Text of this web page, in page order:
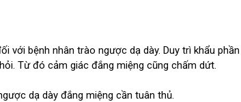
với bệnh nhân trào ngược dạ dày. Duy trì khẩu
Từ đó cảm giác đắng miệng cũng chấm dứt.
dạ dày đắng miệng cần tuân thủ.